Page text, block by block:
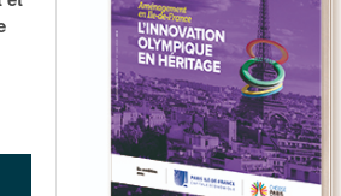
pour
ABF, ZAC : F. Vauglin détaille sa
pour l’urbanisme parisien- 17
de la tech et de la finance
marché de la location de luxe-